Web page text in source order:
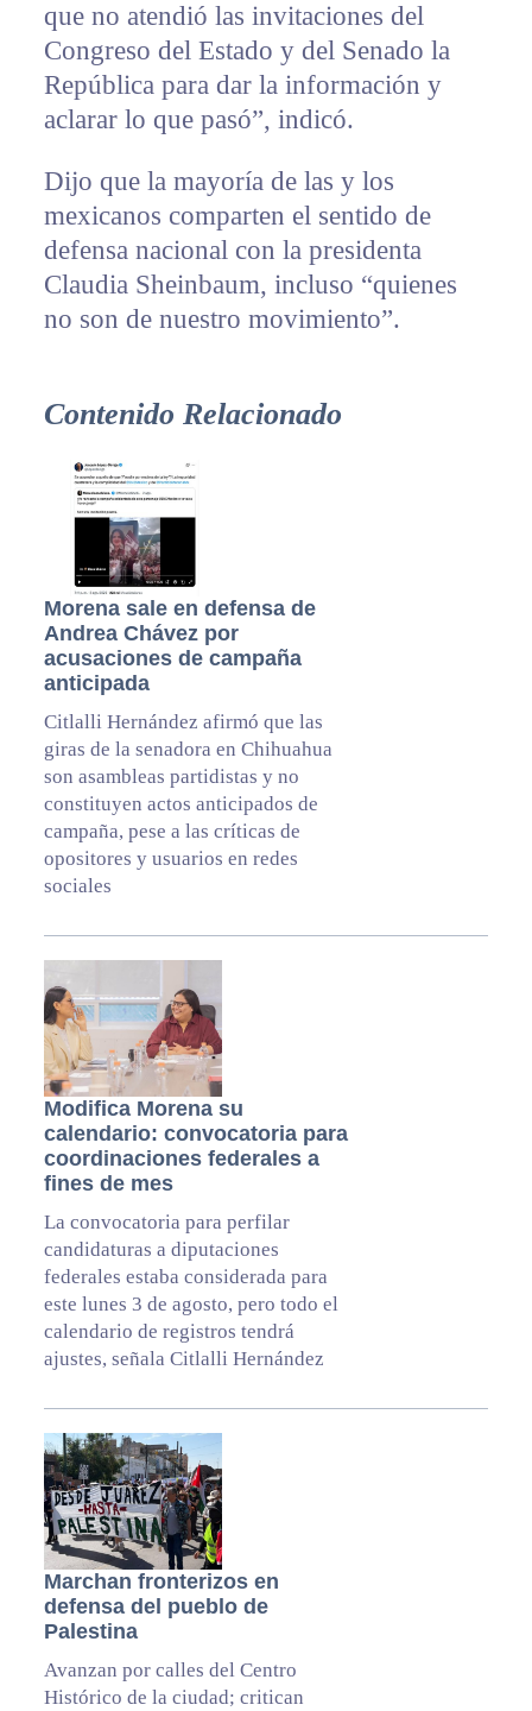
que no atendió las invitaciones del
Congreso del Estado y del Senado la
República para dar la información y
aclarar lo que pasó”, indicó.
Dijo que la mayoría de las y los
mexicanos comparten el sentido de
defensa nacional con la presidenta
Claudia Sheinbaum, incluso “quienes
no son de nuestro movimiento”.
Contenido Relacionado
Morena sale en defensa de
Andrea Chávez por
acusaciones de campaña
anticipada
Citlalli Hernández afirmó que las
giras de la senadora en Chihuahua
son asambleas partidistas y no
constituyen actos anticipados de
campaña, pese a las críticas de
opositores y usuarios en redes
sociales
Modifica Morena su
calendario: convocatoria para
coordinaciones federales a
fines de mes
La convocatoria para perfilar
candidaturas a diputaciones
federales estaba considerada para
este lunes 3 de agosto, pero todo el
calendario de registros tendrá
ajustes, señala Citlalli Hernández
Marchan fronterizos en
defensa del pueblo de
Palestina
Avanzan por calles del Centro
Histórico de la ciudad; critican